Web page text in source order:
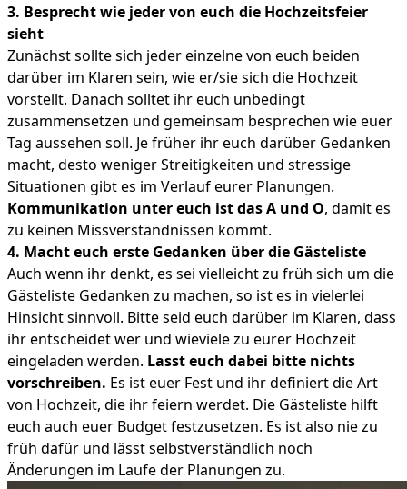
3. Besprecht wie jeder von euch die Hochzeitsfeier
sieht
Zunächst sollte sich jeder einzelne von euch beiden
darüber im Klaren sein, wie er/sie sich die Hochzeit
vorstellt. Danach solltet ihr euch unbedingt
zusammensetzen und gemeinsam besprechen wie euer
Tag aussehen soll. Je früher ihr euch darüber Gedanken
macht, desto weniger Streitigkeiten und stressige
Situationen gibt es im Verlauf eurer Planungen.
Kommunikation unter euch ist das A und O, damit es
zu keinen Missverständnissen kommt.
4. Macht euch erste Gedanken über die Gästeliste
Auch wenn ihr denkt, es sei vielleicht zu früh sich um die
Gästeliste Gedanken zu machen, so ist es in vielerlei
Hinsicht sinnvoll. Bitte seid euch darüber im Klaren, dass
ihr entscheidet wer und wieviele zu eurer Hochzeit
eingeladen werden. Lasst euch dabei bitte nichts
vorschreiben. Es ist euer Fest und ihr definiert die Art
von Hochzeit, die ihr feiern werdet. Die Gästeliste hilft
euch auch euer Budget festzusetzen. Es ist also nie zu
früh dafür und lässt selbstverständlich noch
Änderungen im Laufe der Planungen zu.